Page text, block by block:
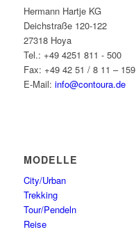
Hermann Hartje KG
Deichstraße 120-122
27318 Hoya
Tel.: +49 4251 811 - 500
Fax: +49 42 51 / 8 11 – 159
E-Mail: info@contoura.de
MODELLE
City/Urban
Trekking
Tour/Pendeln
Reise